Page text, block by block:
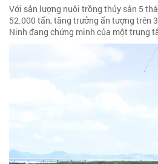
Với sản lượng nuôi trồng thủy sản 5
52.000 tấn, tăng trưởng ấn tượng trên
Ninh đang chứng minh của một trung